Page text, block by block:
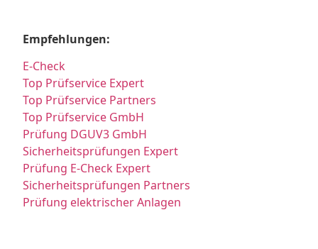
Empfehlungen:
E-Check
Top Prüfservice Expert
Top Prüfservice Partners
Top Prüfservice GmbH
Prüfung DGUV3 GmbH
Sicherheitsprüfungen Expert
Prüfung E-Check Expert
Sicherheitsprüfungen Partners
Prüfung elektrischer Anlagen